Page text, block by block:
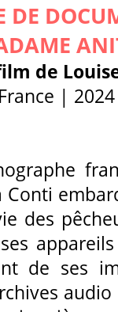
DE
de
France | 2024
des
de ses